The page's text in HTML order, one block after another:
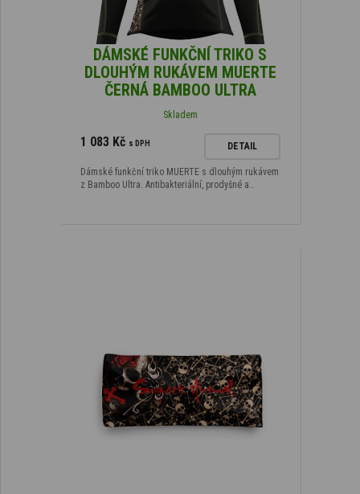
DÁMSKÉ FUNKČNÍ TRIKO S
DLOUHÝM RUKÁVEM MUERTE
ČERNÁ BAMBOO ULTRA
Skladem
1 083 Kč s DPH DETAIL
Dámské funkční triko MUERTE s dlouhým rukávem
z Bamboo Ultra. Antibakteriální, prodyšné a…